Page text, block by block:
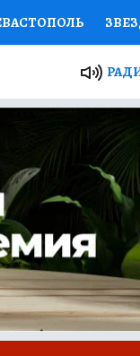
СЕКРЕТЫ
ЖЕЛЕЗА
ВСЕ О КП